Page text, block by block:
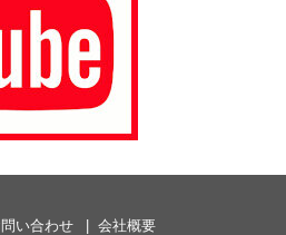
い合わせ
会社概要